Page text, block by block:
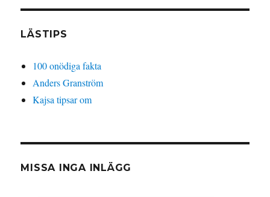
LÄSTIPS
100 onödiga fakta
Anders Granström
Kajsa tipsar om
MISSA INGA INLÄGG